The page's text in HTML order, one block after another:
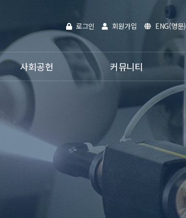
로그인 회원가입 ENG(영문)
사회공헌
사내활동
커뮤니티
전자카다록